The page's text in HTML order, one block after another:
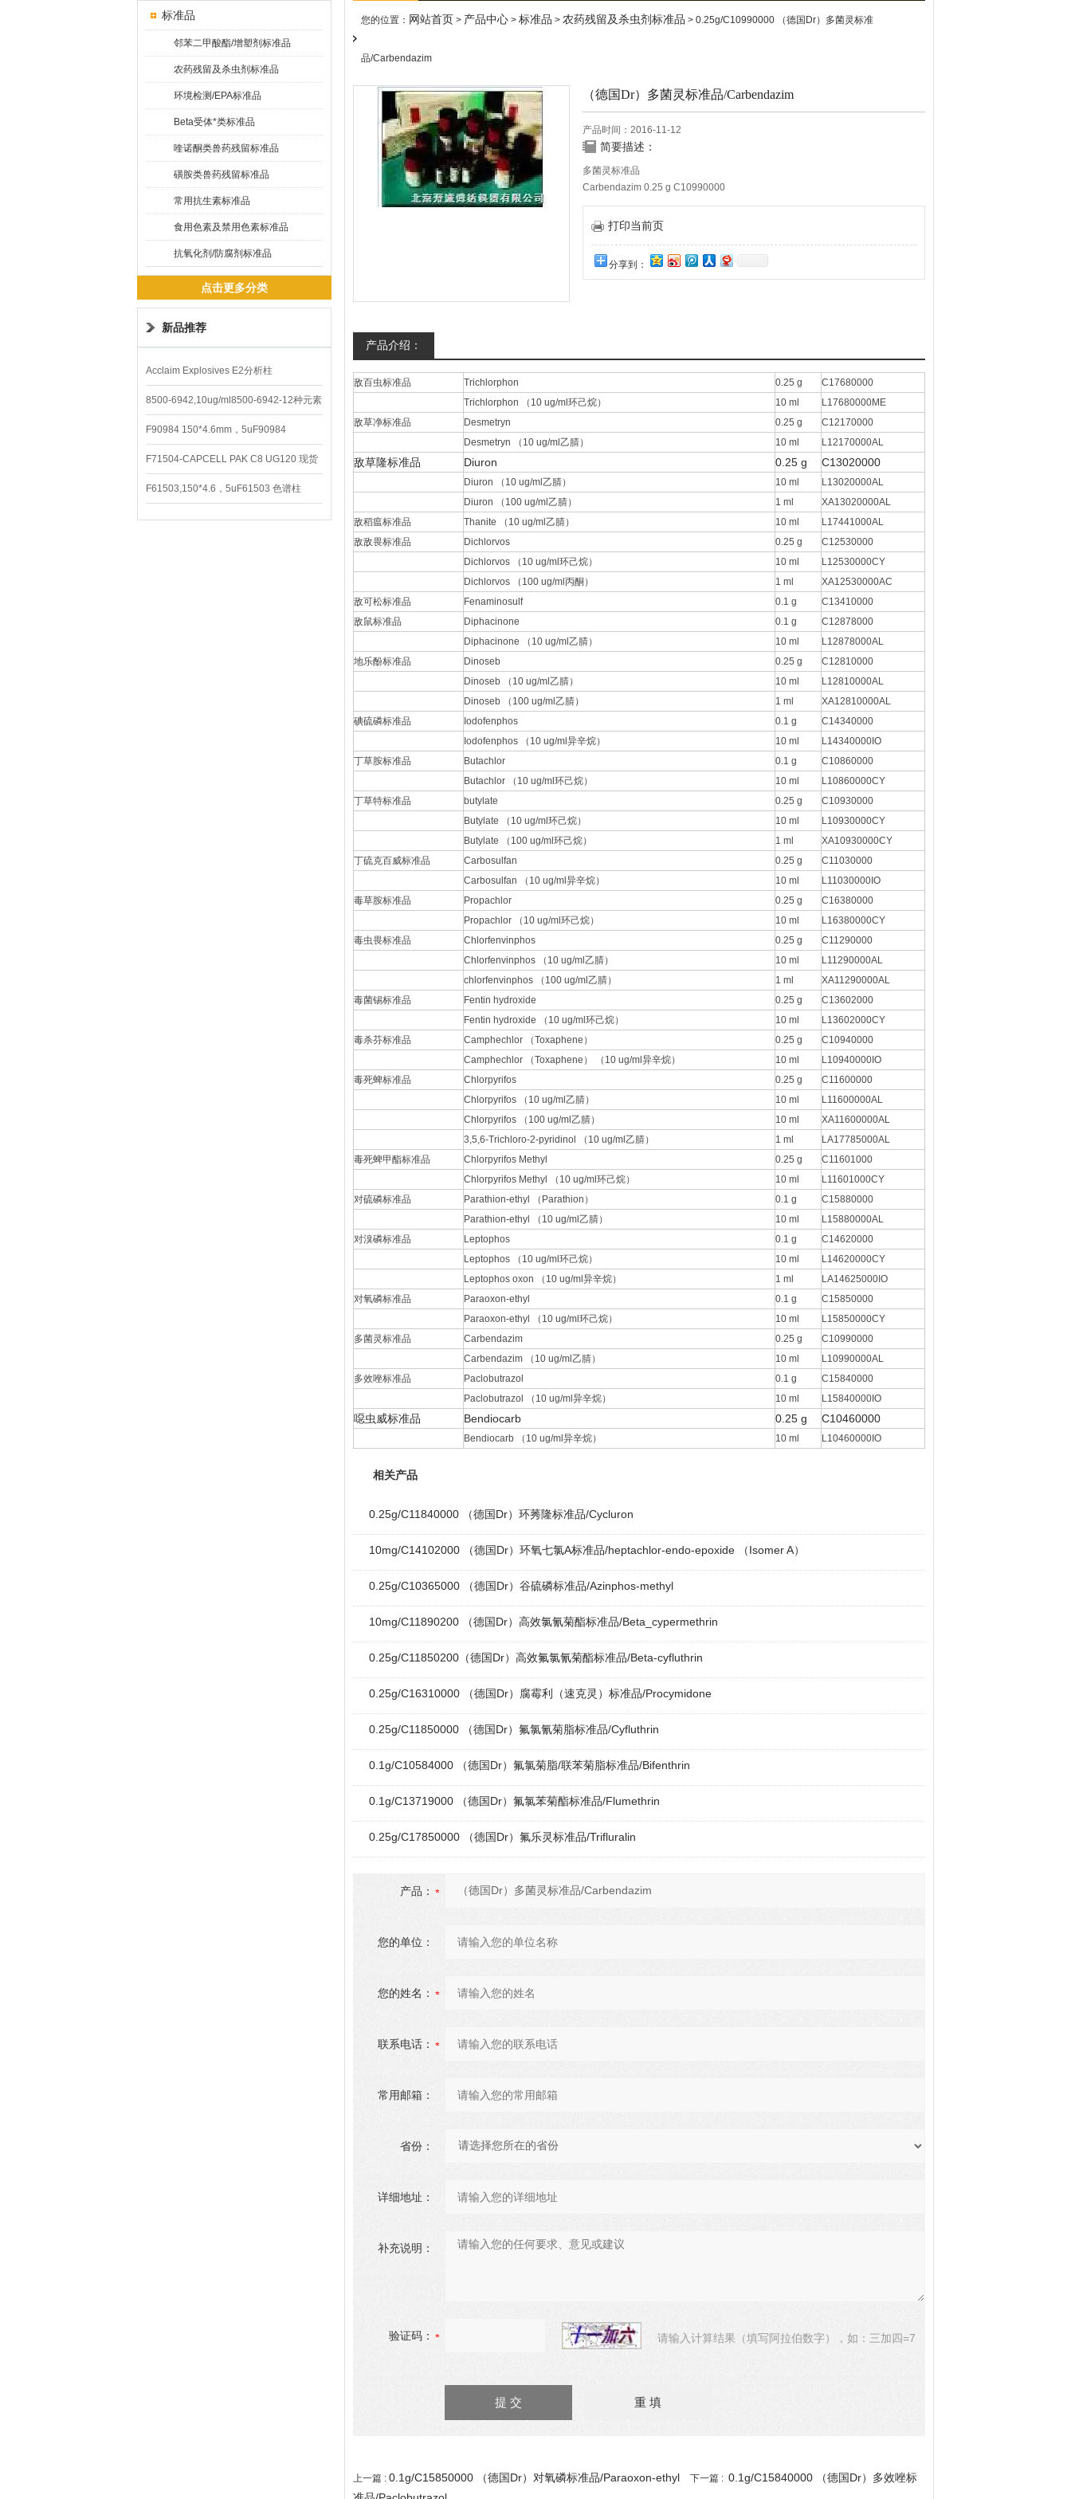
标准品
邻苯二甲酸酯/增塑剂标准品
农药残留及杀虫剂标准品
环境检测/EPA标准品
Beta受体*类标准品
喹诺酮类兽药残留标准品
磺胺类兽药残留标准品
常用抗生素标准品
食用色素及禁用色素标准品
抗氧化剂/防腐剂标准品
点击更多分类
新品推荐
Acclaim Explosives E2分析柱
8500-6942,10ug/ml8500-6942-12种元素
混合校准液
F90984 150*4.6mm，5uF90984
CAPCELL PAK C8 DD （S-5）
F71504-CAPCELL PAK C8 UG120 现货
3600/支
F61503,150*4.6，5uF61503 色谱柱
CAPCELL PAK C18 UG120
您的位置： 网站首页 > 产品中心 > 标准品 > 农药残留及杀虫剂标准品 > 0.25g/C10990000 （德国Dr）多菌灵标准
品/Carbendazim
（德国Dr）多菌灵标准品/Carbendazim
产品时间：2016-11-12
简要描述：
多菌灵标准品
Carbendazim 0.25 g C10990000
Carbendazim (10 ug/ml乙腈) 10 ml L10990000AL
打印当前页
分享到：
产品介绍：
敌百虫标准品 Trichlorphon 0.25 g
C17680000
Trichlorphon （10 ug/ml环己烷）
10 ml
L17680000ME
敌草净标准品
Desmetryn 0.25 g
C12170000
Desmetryn （10 ug/ml乙腈）
10 ml L12170000AL
敌草隆标准品 Diuron 0.25 g C13020000
Diuron （10 ug/ml乙腈） 10 ml
L13020000AL
Diuron （100 ug/ml乙腈）
1 ml
XA13020000AL
敌稻瘟标准品
Thanite （10 ug/ml乙腈） 10 ml
L17441000AL
敌敌畏标准品
Dichlorvos 0.25 g
C12530000
Dichlorvos （10 ug/ml环己烷）
10 ml
L12530000CY
Dichlorvos （100 ug/ml丙酮）
1 ml
XA12530000AC
敌可松标准品
Fenaminosulf 0.1 g
C13410000
敌鼠标准品
Diphacinone 0.1 g
C12878000
Diphacinone （10 ug/ml乙腈）
10 ml
L12878000AL
地乐酚标准品
Dinoseb 0.25 g
C12810000
Dinoseb （10 ug/ml乙腈）
10 ml
L12810000AL
Dinoseb （100 ug/ml乙腈）
1 ml
XA12810000AL
碘硫磷标准品
Iodofenphos 0.1 g
C14340000
Iodofenphos （10 ug/ml异辛烷）
10 ml
L14340000IO
丁草胺标准品
Butachlor 0.1 g
C10860000
Butachlor （10 ug/ml环己烷）
10 ml
L10860000CY
丁草特标准品
butylate 0.25 g
C10930000
Butylate （10 ug/ml环己烷）
10 ml
L10930000CY
Butylate （100 ug/ml环己烷）
1 ml
XA10930000CY
丁硫克百威标准品
Carbosulfan 0.25 g
C11030000
Carbosulfan （10 ug/ml异辛烷）
10 ml
L11030000IO
毒草胺标准品
Propachlor 0.25 g
C16380000
Propachlor （10 ug/ml环己烷）
10 ml
L16380000CY
毒虫畏标准品
Chlorfenvinphos 0.25 g
C11290000
Chlorfenvinphos （10 ug/ml乙腈）
10 ml
L11290000AL
chlorfenvinphos （100 ug/ml乙腈）
1 ml
XA11290000AL
毒菌锡标准品
Fentin hydroxide 0.25 g
C13602000
Fentin hydroxide （10 ug/ml环己烷）
10 ml
L13602000CY
毒杀芬标准品
Camphechlor （Toxaphene） 0.25 g
C10940000
Camphechlor （Toxaphene） （10 ug/ml异辛烷）
10 ml
L10940000IO
毒死蜱标准品
Chlorpyrifos 0.25 g
C11600000
Chlorpyrifos （10 ug/ml乙腈）
10 ml
L11600000AL
Chlorpyrifos （100 ug/ml乙腈）
10 ml
XA11600000AL
3,5,6-Trichloro-2-pyridinol （10 ug/ml乙腈）
1 ml
LA17785000AL
毒死蜱甲酯标准品
Chlorpyrifos Methyl 0.25 g
C11601000
Chlorpyrifos Methyl （10 ug/ml环己烷）
10 ml
L11601000CY
对硫磷标准品
Parathion-ethyl （Parathion） 0.1 g
C15880000
Parathion-ethyl （10 ug/ml乙腈）
10 ml
L15880000AL
对溴磷标准品
Leptophos 0.1 g
C14620000
Leptophos （10 ug/ml环己烷）
10 ml
L14620000CY
Leptophos oxon （10 ug/ml异辛烷）
1 ml
LA14625000IO
对氧磷标准品
Paraoxon-ethyl 0.1 g
C15850000
Paraoxon-ethyl （10 ug/ml环己烷）
10 ml
L15850000CY
多菌灵标准品
Carbendazim 0.25 g
C10990000
Carbendazim （10 ug/ml乙腈）
10 ml
L10990000AL
多效唑标准品
Paclobutrazol 0.1 g
C15840000
Paclobutrazol （10 ug/ml异辛烷）
10 ml L15840000IO
噁虫威标准品 Bendiocarb 0.25 g C10460000
Bendiocarb （10 ug/ml异辛烷） 10 ml L10460000IO
相关产品
0.25g/C11840000 （德国Dr）环莠隆标准品/Cycluron
10mg/C14102000 （德国Dr）环氧七氯A标准品/heptachlor-endo-epoxide （Isomer A）
0.25g/C10365000 （德国Dr）谷硫磷标准品/Azinphos-methyl
10mg/C11890200 （德国Dr）高效氯氰菊酯标准品/Beta_cypermethrin
0.25g/C11850200（德国Dr）高效氟氯氰菊酯标准品/Beta-cyfluthrin
0.25g/C16310000 （德国Dr）腐霉利（速克灵）标准品/Procymidone
0.25g/C11850000 （德国Dr）氟氯氰菊脂标准品/Cyfluthrin
0.1g/C10584000 （德国Dr）氟氯菊脂/联苯菊脂标准品/Bifenthrin
0.1g/C13719000 （德国Dr）氟氯苯菊酯标准品/Flumethrin
0.25g/C17850000 （德国Dr）氟乐灵标准品/Trifluralin
产品：
您的单位：
您的姓名：
联系电话：
常用邮箱：
省份：
详细地址：
补充说明：
验证码： 请输入计算结果（填写阿拉伯数字），如：三加四=7
上一篇 : 0.1g/C15850000 （德国Dr）对氧磷标准品/Paraoxon-ethyl 下一篇 : 0.1g/C15840000 （德国Dr）多效唑标